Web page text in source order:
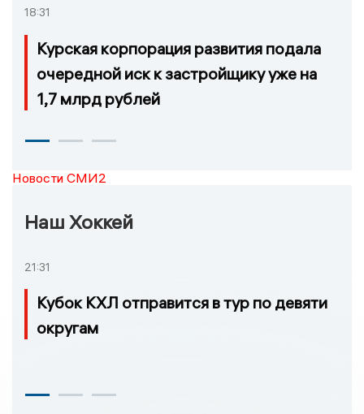
18:31
Курская корпорация развития подала
очередной иск к застройщику уже на
1,7 млрд рублей
Новости СМИ2
Наш Хоккей
21:31
Кубок КХЛ отправится в тур по девяти
округам